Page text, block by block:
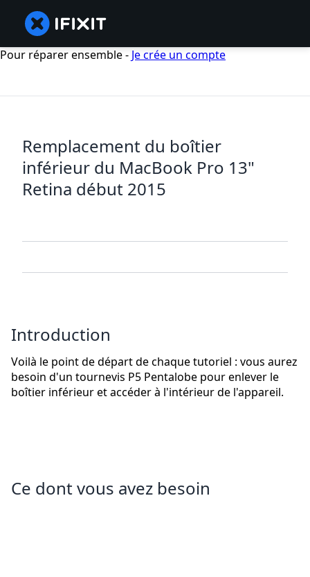
Pour réparer ensemble - Je crée un compte
Remplacement du boîtier
inférieur du MacBook Pro 13"
Retina début 2015
Introduction
Voilà le point de départ de chaque tutoriel : vous aurez
besoin d'un tournevis P5 Pentalobe pour enlever le
boîtier inférieur et accéder à l'intérieur de l'appareil.
Ce dont vous avez besoin